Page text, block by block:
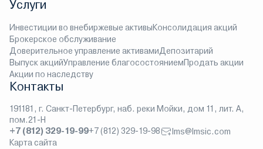
Услуги
Инвестиции во внебиржевые активыКонсолидация акций
Брокерское обслуживание
Доверительное управление активамиДепозитарий
Выпуск акцийУправление благосостояниемПродать акции
Акции по наследству
Контакты
191181, г. Санкт-Петербург, наб. реки Мойки, дом 11, лит. А,
пом.21-Н
+7 (812) 329-19-99+7 (812) 329-19-98
lms@lmsic.com
Карта сайта